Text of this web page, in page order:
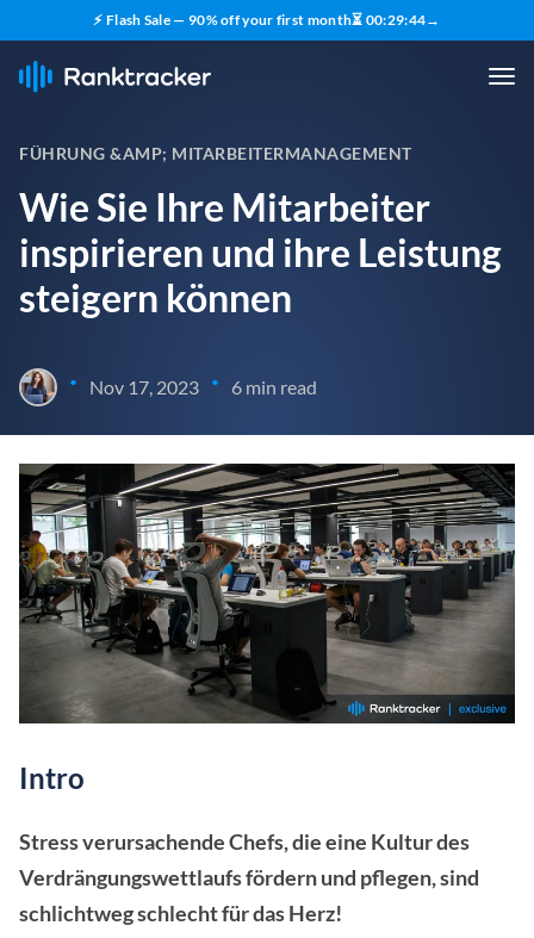
⚡ Flash Sale — 90% off your first month⏳ 00:29:43→
FÜHRUNG &AMP; MITARBEITERMANAGEMENT
Wie Sie Ihre Mitarbeiter
inspirieren und ihre Leistung
steigern können
• Nov 17, 2023 • 6 min read
Intro
Stress verursachende Chefs, die eine Kultur des
Verdrängungswettlaufs fördern und pflegen, sind
schlichtweg schlecht für das Herz!